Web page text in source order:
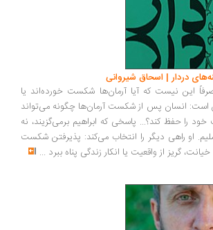
| اسحاق شیروانی
که آیا آرمان‌ها شکست خورده‌اند یا
پس از شکست آرمان‌ها چگونه می‌تواند
کند؟... پاسخی که ابراهیم برمی‌گزیند، نه
دیگر را انتخاب می‌کند: پذیرفتن شکست
از واقعیت یا انکار زندگی پناه ببرد...